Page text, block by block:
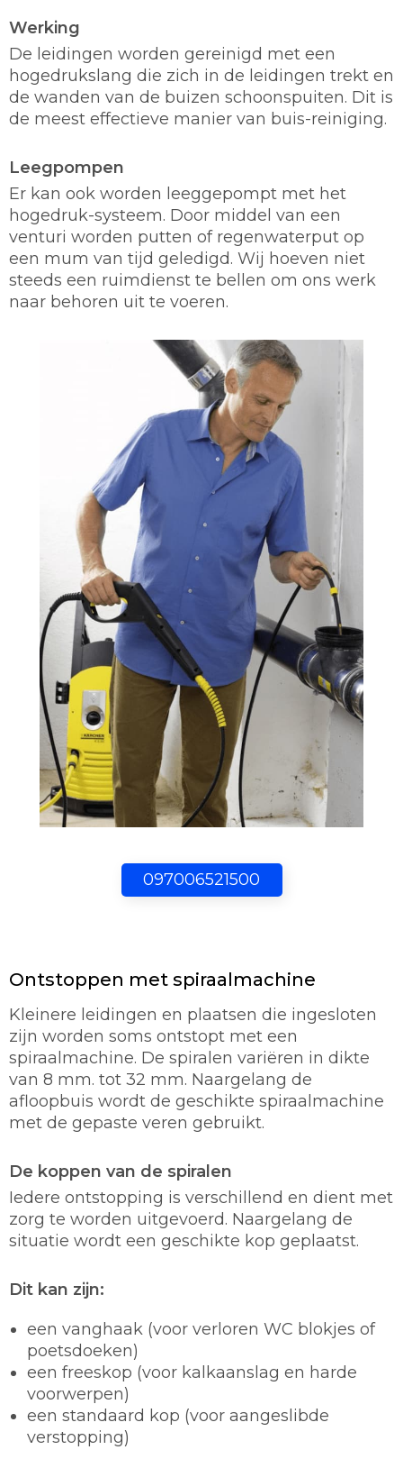
097006521500
Werking
De leidingen worden gereinigd met een
hogedrukslang die zich in de leidingen trekt en
de wanden van de buizen schoonspuiten. Dit is
de meest effectieve manier van buis-reiniging.
Leegpompen
Er kan ook worden leeggepompt met het
hogedruk-systeem. Door middel van een
venturi worden putten of regenwaterput op
een mum van tijd geledigd. Wij hoeven niet
steeds een ruimdienst te bellen om ons werk
naar behoren uit te voeren.
Ontstoppen met spiraalmachine
Kleinere leidingen en plaatsen die ingesloten
zijn worden soms ontstopt met een
spiraalmachine. De spiralen variëren in dikte
van 8 mm. tot 32 mm. Naargelang de
afloopbuis wordt de geschikte spiraalmachine
met de gepaste veren gebruikt.
De koppen van de spiralen
Iedere ontstopping is verschillend en dient met
zorg te worden uitgevoerd. Naargelang de
situatie wordt een geschikte kop geplaatst.
Dit kan zijn:
een vanghaak (voor verloren WC blokjes of
poetsdoeken)
een freeskop (voor kalkaanslag en harde
voorwerpen)
een standaard kop (voor aangeslibde
verstopping)